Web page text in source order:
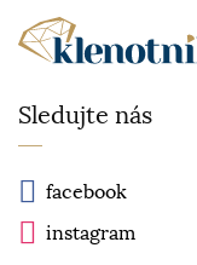
Sledujte nás
facebook
instagram